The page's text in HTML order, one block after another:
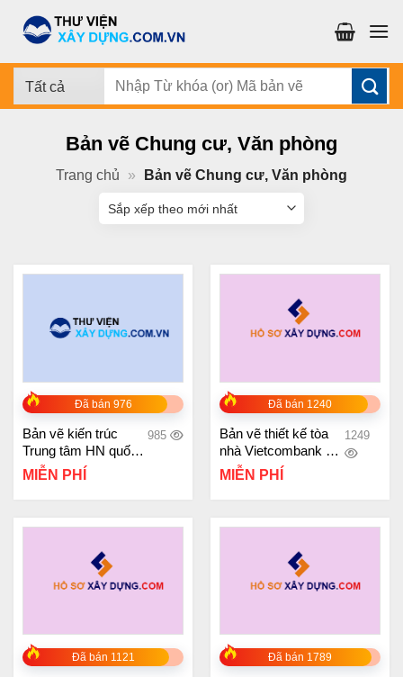
đến
dung
Tìm
Bản vẽ Chung cư, Văn phòng
Trang chủ » Bản vẽ Chung cư, Văn phòng
Đã bán 976
Bản vẽ kiến trúc
Trung tâm HN quốc
gia
985
MIỄN PHÍ
Đã bán 1240
Bản vẽ thiết kế tòa
nhà Vietcombank 9
tầng
1249
MIỄN PHÍ
Đã bán 1121 Đã bán 1789